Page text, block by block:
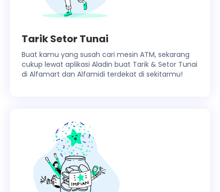
Tarik Setor Tunai
Buat kamu yang susah cari mesin ATM, sekarang
cukup lewat aplikasi Aladin buat Tarik & Setor Tunai
di Alfamart dan Alfamidi terdekat di sekitarmu!